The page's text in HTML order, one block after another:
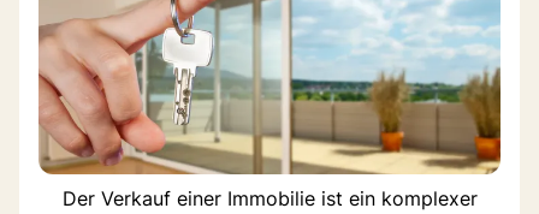
Der Verkauf einer Immobilie ist ein komplexer